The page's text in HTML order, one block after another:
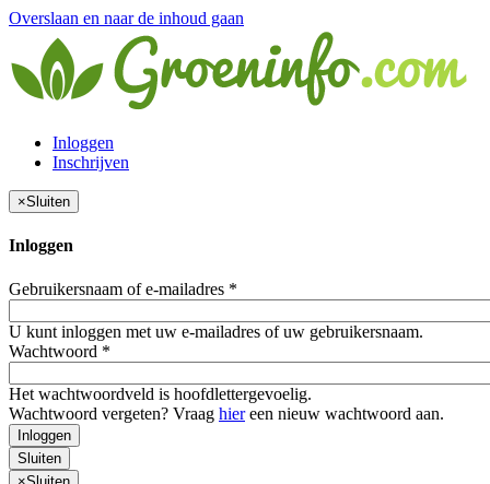
Overslaan en naar de inhoud gaan
Inloggen
Inschrijven
×Sluiten
Inloggen
Gebruikersnaam of e-mailadres *
U kunt inloggen met uw e-mailadres of uw gebruikersnaam.
Wachtwoord *
Het wachtwoordveld is hoofdlettergevoelig.
Wachtwoord vergeten? Vraag hiereen nieuw wachtwoord aan.
Inloggen
Sluiten